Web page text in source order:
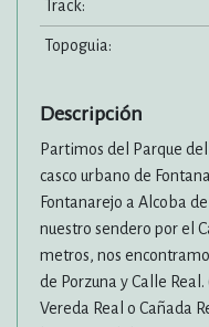
Track:
Topoguia:
Descripción
Partimos del Parque
casco urbano de
Fontanarejo a Alcoba
nuestro sendero por el
metros, nos
de Porzuna y Calle
Vereda Real o Cañada